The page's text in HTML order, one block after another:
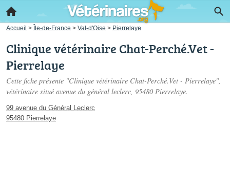
Accueil > Île-de-France > Val-d'Oise > Pierrelaye
Clinique vétérinaire Chat-Perché.Vet -
Pierrelaye
Cette fiche présente "Clinique vétérinaire Chat-Perché.Vet - Pierrelaye",
vétérinaire situé avenue du général leclerc, 95480 Pierrelaye.
99 avenue du Général Leclerc
95480 Pierrelaye